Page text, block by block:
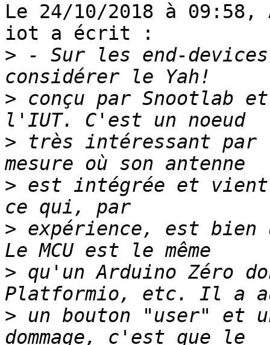
Le 24/10/2018 à 09:58,
iot a écrit :
> - Sur les end-
> conçu par
> très intéressant par
> est intégrée et
> expérience, est bien
> qu'un Arduino Zéro
> un bouton "user" et